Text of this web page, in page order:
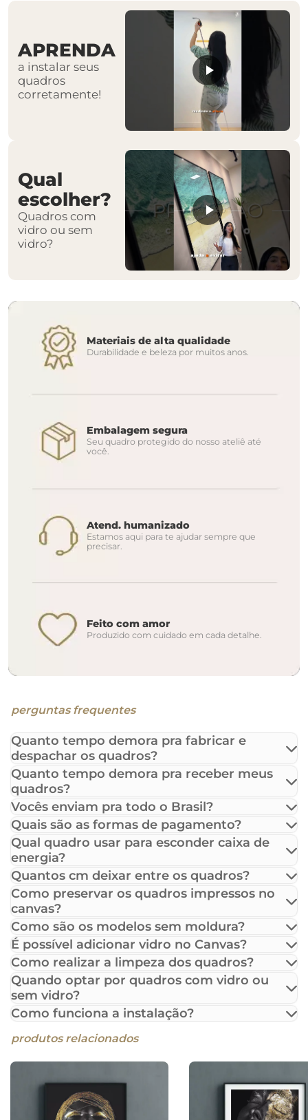
APRENDA
a instalar seus
quadros
corretamente!
Qual
escolher?
Quadros com
vidro ou sem
vidro?
Materiais de alta qualidade
Durabilidade e beleza por muitos anos.
Embalagem segura
Seu quadro protegido do nosso ateliê até
você.
Atend. humanizado
Estamos aqui para te ajudar sempre que
precisar.
Feito com amor
Produzido com cuidado em cada detalhe.
perguntas frequentes
Quanto tempo demora pra fabricar e
despachar os quadros?
Quanto tempo demora pra receber meus
quadros?
Vocês enviam pra todo o Brasil?
Quais são as formas de pagamento?
Qual quadro usar para esconder caixa de
energia?
Quantos cm deixar entre os quadros?
Como preservar os quadros impressos no
canvas?
Como são os modelos sem moldura?
É possível adicionar vidro no Canvas?
Como realizar a limpeza dos quadros?
Quando optar por quadros com vidro ou
sem vidro?
Como funciona a instalação?
produtos relacionados